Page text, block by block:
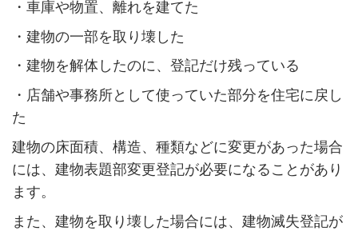
・車庫や物置、離れを建てた
・建物の一部を取り壊した
・建物を解体したのに、登記だけ残っている
・店舗や事務所として使っていた部分を住宅に戻し
た
建物の床面積、構造、種類などに変更があった場合
には、建物表題部変更登記が必要になることがあり
ます。
また、建物を取り壊した場合には、建物滅失登記が